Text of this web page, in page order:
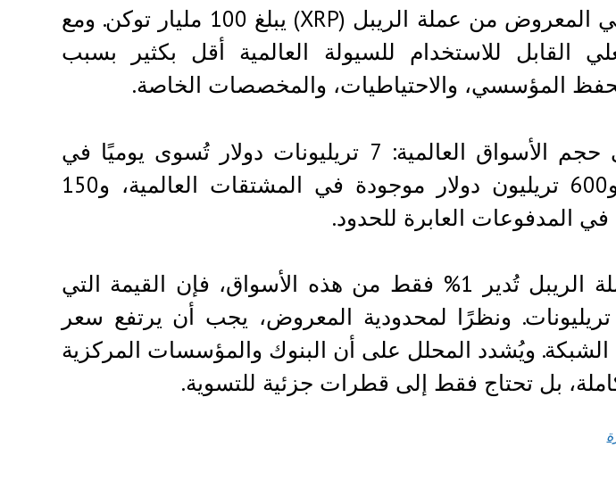
يشير الجراح إلى أن إجمالي المعروض من عملة الريبل (XRP) يبلغ 100 مليار توكن. ومع
القابل للاستخدام للسيولة العالمية أقل بكثير بسبب
المؤسسي، والاحتياطيات، والمخصصات الخاصة.
يُسلط المحلل الضوء على حجم الأسواق العالمية: 7 تريليونات دولار تُسوى يوميًا في
أسواق الصرف الأجنبي، و600 تريليون دولار موجودة في المشتقات العالمية، و150
في المدفوعات العابرة للحدود.
وفقًا للجراح، إذا كانت عملة الريبل تُدير 1% فقط من هذه الأسواق، فإن القيمة التي
ونظرًا لمحدودية المعروض، يجب أن يرتفع سعر
ويُشدد المحلل على أن البنوك والمؤسسات المركزية
بل تحتاج فقط إلى قطرات جزئية للتسوية.